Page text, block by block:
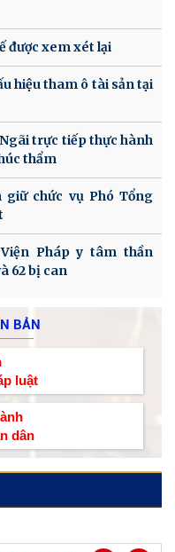
được xem xét lại
hiệu tham ô tài sản tại
trực tiếp thực hành
thẩm
chức vụ Phó Tổng
Pháp y tâm thần
62 bị can
BẢN
luật
dân